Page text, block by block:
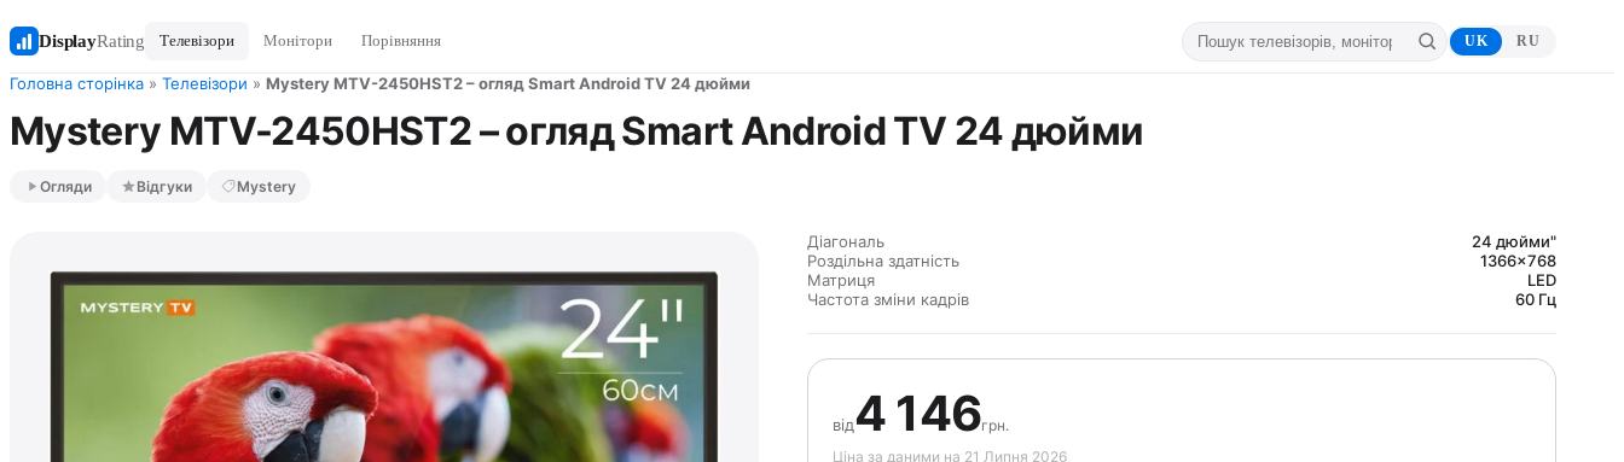
DisplayRating Телевізори Монітори Порівняння UK RU
Головна сторінка » Телевізори » Mystery MTV-2450HST2 – огляд Smart Android TV 24 дюйми
Mystery MTV-2450HST2 – огляд Smart Android TV 24 дюйми
Огляди Відгуки Mystery
Діагональ
24 дюйми"
Роздільна здатність
1366×768
Матриця
LED
Частота зміни кадрів
60 Гц
від4 146грн.
Ціна за даними на 21 Липня 2026